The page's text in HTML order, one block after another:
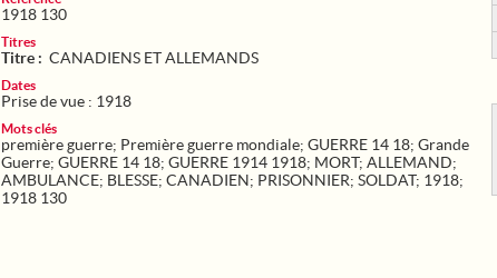
1918 130
Titres
Titre : CANADIENS ET ALLEMANDS
Dates
Prise de vue : 1918
Mots clés
première guerre; Première guerre mondiale; GUERRE 14 18; Grande
Guerre; GUERRE 14 18; GUERRE 1914 1918; MORT; ALLEMAND;
AMBULANCE; BLESSE; CANADIEN; PRISONNIER; SOLDAT; 1918;
1918 130